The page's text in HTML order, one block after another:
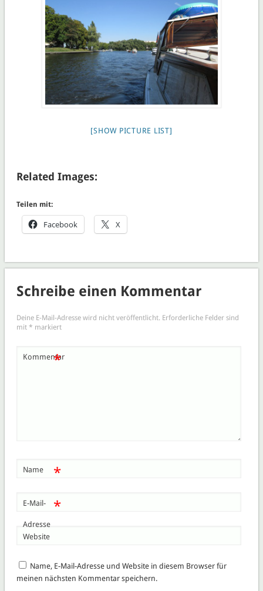
[SHOW PICTURE LIST]
Related Images:
Teilen mit:
Facebook X
Schreibe einen Kommentar
Deine E-Mail-Adresse wird nicht veröffentlicht. Erforderliche Felder sind
mit * markiert
Kommentar
*
Name *
E-Mail-
Adresse
*
Website
Name, E-Mail-Adresse und Website in diesem Browser für
meinen nächsten Kommentar speichern.